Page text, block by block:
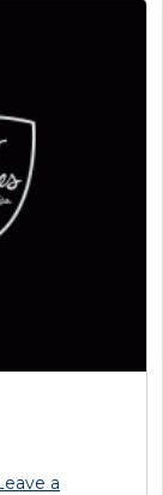
a